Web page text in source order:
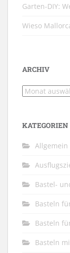
Garten-DIY:
Wieso
ARCHIV
Archiv
KATEGORIEN
Allgemein
Bastel-
Basteln
Basteln
Basteln